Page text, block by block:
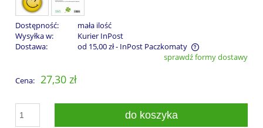
Dostępność:
mała ilość
Wysyłka w:
Kurier InPost
Dostawa:
od 15,00 zł- InPost Paczkomaty
Cena nie zawiera ewentualnych kosztów płatnościsprawdź formy dostawy
Cena: 27,30 zł
do koszyka